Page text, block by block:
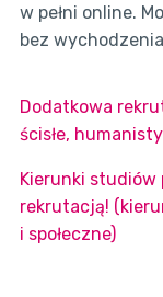
w pełni online.
bez
Dodatkowa
ścisłe,
Kierunki studiów
rekrutacją!
i społeczne)